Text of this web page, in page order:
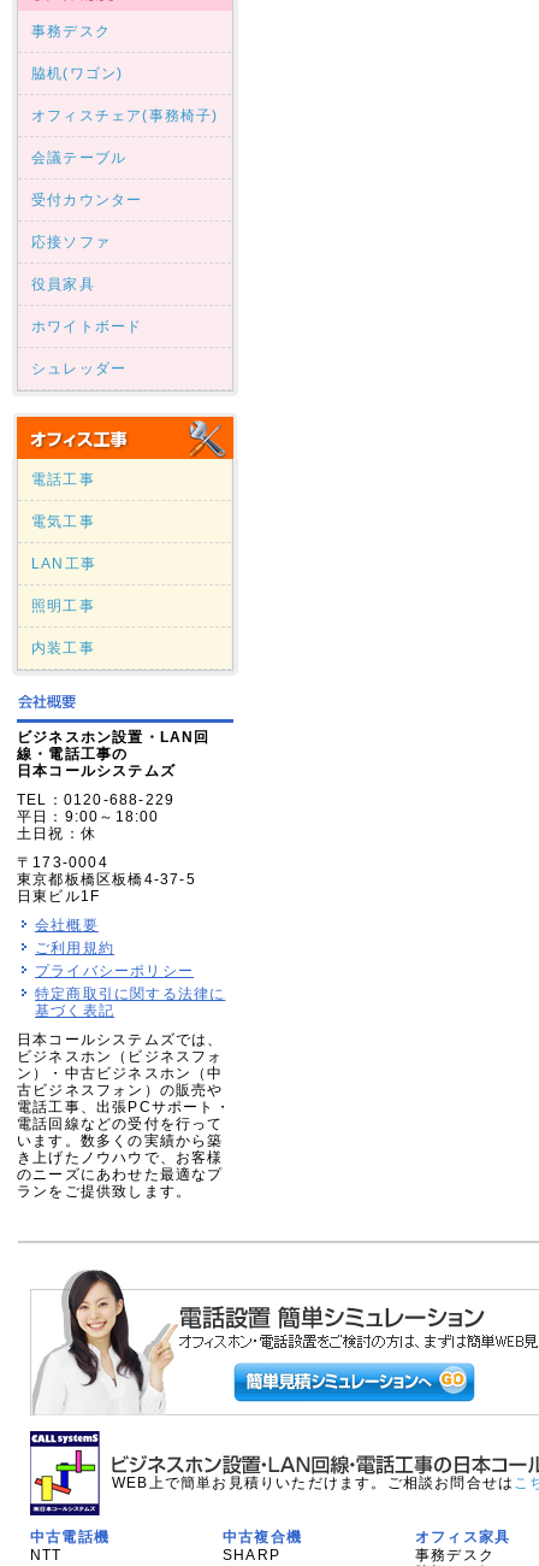
事務デスク
脇机(ワゴン)
オフィスチェア(事務椅子)
会議テーブル
受付カウンター
応接ソファ
役員家具
ホワイトボード
シュレッダー
電話工事
電気工事
LAN工事
照明工事
内装工事
ビジネスホン設置・LAN回
線・電話工事の
日本コールシステムズ
TEL：0120-688-229
平日：9:00～18:00
土日祝：休
〒173-0004
東京都板橋区板橋4-37-5
日東ビル1F
会社概要
ご利用規約
プライバシーポリシー
特定商取引に関する法律に
基づく表記
日本コールシステムズでは、
ビジネスホン（ビジネスフォ
ン）・中古ビジネスホン（中
古ビジネスフォン）の販売や
電話工事、出張PCサポート・
電話回線などの受付を行って
います。数多くの実績から築
き上げたノウハウで、お客様
のニーズにあわせた最適なプ
ランをご提供致します。
WEB上で簡単お見積りいただけます。ご相談お問合せは こ
中古電話機
NTT
中古複合機
SHARP
オフィス家具
事務デスク